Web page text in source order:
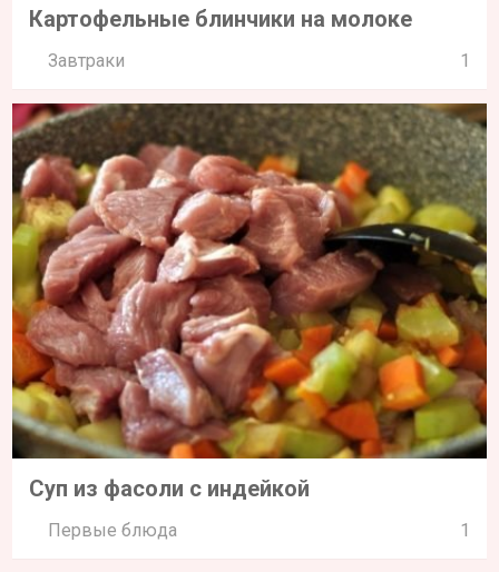
Картофельные блинчики на молоке
Завтраки 1
Суп из фасоли с индейкой
Первые блюда 1